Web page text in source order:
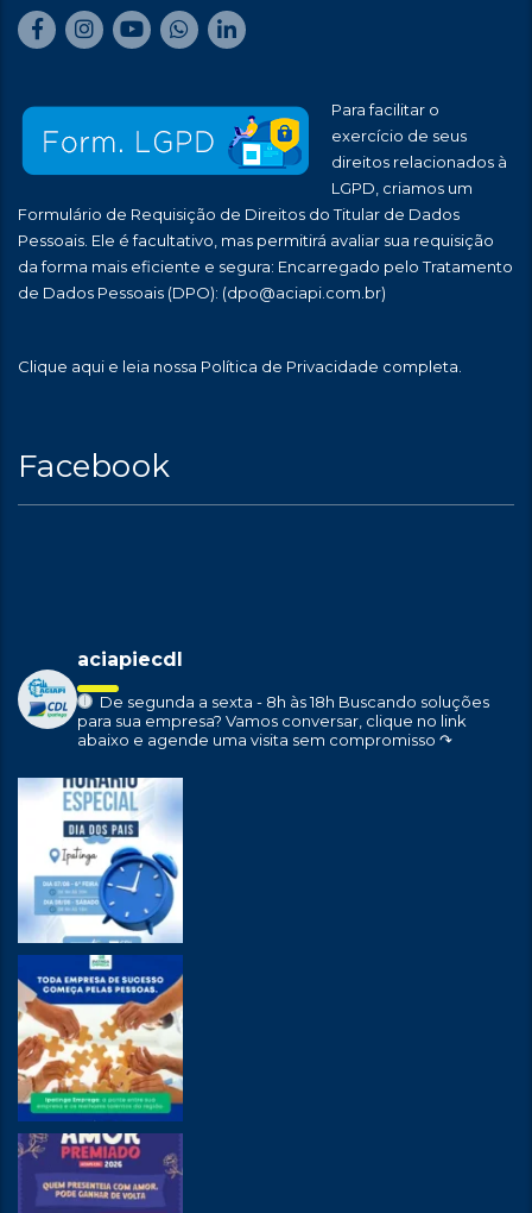
Para facilitar o
exercício de seus
direitos relacionados à
LGPD, criamos um
Formulário de Requisição de Direitos do Titular de Dados
Pessoais. Ele é facultativo, mas permitirá avaliar sua requisição
da forma mais eficiente e segura: Encarregado pelo Tratamento
de Dados Pessoais (DPO): (dpo@aciapi.com.br)
Clique aqui e leia nossa Política de Privacidade completa.
Facebook
aciapiecdl
De segunda a sexta - 8h às 18h Buscando soluções
para sua empresa? Vamos conversar, clique no link
abaixo e agende uma visita sem compromisso ↷